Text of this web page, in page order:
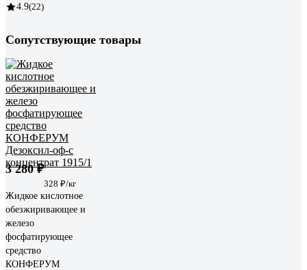
4.9(22)
Сопутствующие товары
3 280 ₽
328 ₽/кг
Жидкое кислотное
обезжиривающее и
железо
фосфатирующее
средство
КОНФЕРУМ